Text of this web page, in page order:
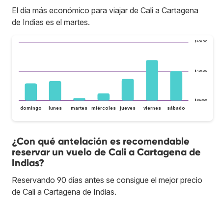
El día más económico para viajar de Cali a Cartagena
de Indias es el martes.
$ 350.000
$ 400.000
$ 450.000
domingo lunes martes miércoles jueves viernes sábado
¿Con qué antelación es recomendable
reservar un vuelo de Cali a Cartagena de
Indias?
Reservando 90 días antes se consigue el mejor precio
de Cali a Cartagena de Indias.